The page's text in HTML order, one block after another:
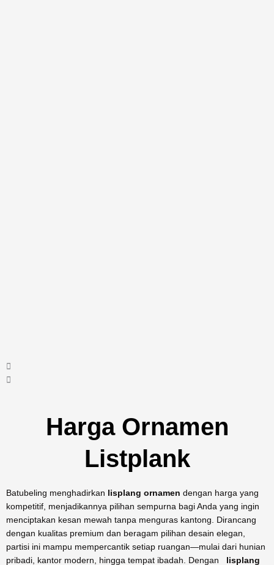
Harga Ornamen
Listplank
Batubeling menghadirkan lisplang ornamen dengan harga yang
kompetitif, menjadikannya pilihan sempurna bagi Anda yang ingin
menciptakan kesan mewah tanpa menguras kantong. Dirancang
dengan kualitas premium dan beragam pilihan desain elegan,
partisi ini mampu mempercantik setiap ruangan—mulai dari hunian
pribadi, kantor modern, hingga tempat ibadah. Dengan lisplang